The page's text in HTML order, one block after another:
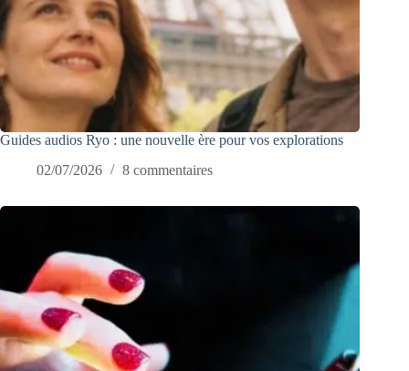
Guides audios Ryo : une nouvelle ère pour vos explorations
02/07/2026
8 commentaires